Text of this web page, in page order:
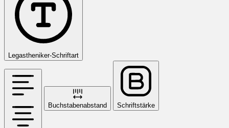
Legastheniker-Schriftart
Buchstabenabstand Schriftstärke